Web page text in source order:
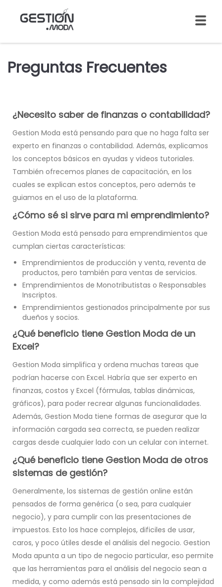
Preguntas Frecuentes
¿Necesito saber de finanzas o contabilidad?
Gestion Moda está pensando para que no haga falta ser
experto en finanzas o contabilidad. Además, explicamos
los conceptos básicos en ayudas y videos tutoriales.
También ofrecemos planes de capacitación, en los
cuales se explican estos conceptos, pero además te
guiamos en el uso de la plataforma.
¿Cómo sé si sirve para mi emprendimiento?
Gestion Moda está pensado para emprendimientos que
cumplan ciertas características:
Emprendimientos de producción y venta, reventa de
productos, pero también para ventas de servicios.
Emprendimientos de Monotributistas o Responsables
Inscriptos.
Emprendimientos gestionados principalmente por sus
dueños y socios.
¿Qué beneficio tiene Gestion Moda de un
Excel?
Gestion Moda simplifica y ordena muchas tareas que
podrían hacerse con Excel. Habría que ser experto en
finanzas, costos y Excel (fórmulas, tablas dinámicas,
gráficos), para poder recrear algunas funcionalidades.
Además, Gestion Moda tiene formas de asegurar que la
información cargada sea correcta, se pueden realizar
cargas desde cualquier lado con un celular con internet.
¿Qué beneficio tiene Gestion Moda de otros
sistemas de gestión?
Generalmente, los sistemas de gestión online están
pensados de forma genérica (o sea, para cualquier
negocio), y para cumplir con las presentaciones de
impuestos. Esto los hace complejos, dificiles de usar,
caros, y poco útiles desde el análisis del negocio. Gestion
Moda apunta a un tipo de negocio particular, eso permite
que las herramientas para el análisis del negocio sean a
medida, y como además está pensado sin la complejidad